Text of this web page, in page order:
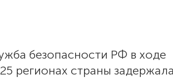
безопасности РФ в ходе
регионах страны задержала